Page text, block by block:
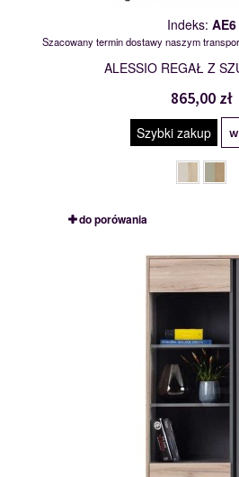
Indeks: AE6
Szacowany termin dostawy naszym
ALESSIO REGAŁ Z
865,00 zł
Szybki zakup
do porówania